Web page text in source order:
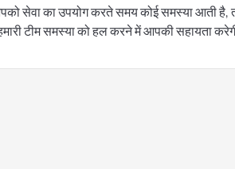
सेवा का उपयोग करते समय कोई समस्या आती है,
टीम समस्या को हल करने में आपकी सहायता